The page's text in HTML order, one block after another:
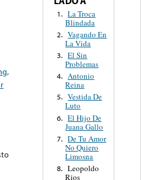
,
1. La Troca
Blindada
2. Vagando En
La Vida
3. El Sin
Problemas
4. Antonio
Reina
5. Vestida De
Luto
6. El Hijo De
Juana Gallo
7. De Tu Amor
No Quiero
Limosna
8. Leopoldo
Rios